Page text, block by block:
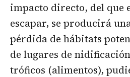
impacto directo, del que
escapar, se producirá
pérdida de hábitats
de lugares de
tróficos (alimentos),